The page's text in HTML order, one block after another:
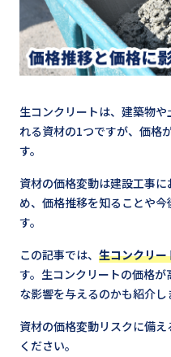
生コンクリートは、建築物
れる資材の1つですが、価格
す。
資材の価格変動は建設工事
め、価格推移を知ることや
す。
この記事では、 生コンクリ
す。生コンクリートの価格
な影響を与えるのかも紹介し
資材の価格変動リスクに備
ください。